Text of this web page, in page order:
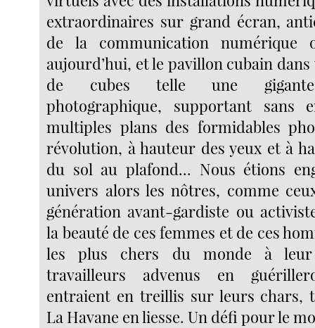
extraordinaires sur grand écran,
de la communication numérique
aujourd’hui, et le pavillon cubain
de cubes telle une
photographique, supportant sans
multiples plans des formidables
révolution, à hauteur des yeux et à
du sol au plafond... Nous étions
univers alors les nôtres, comme
génération avant-gardiste ou
la beauté de ces femmes et de ces
les plus chers du monde à
travailleurs advenus en
entraient en treillis sur leurs chars,
La Havane en liesse. Un défi pour le